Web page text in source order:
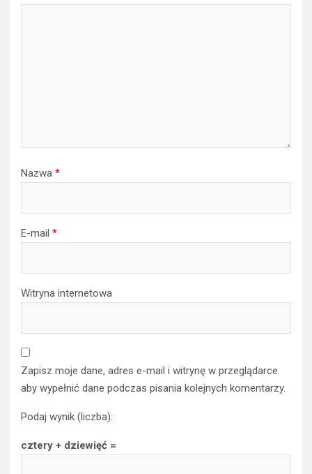
Nazwa *
E-mail *
Witryna internetowa
Zapisz moje dane, adres e-mail i witrynę w przeglądarce
aby wypełnić dane podczas pisania kolejnych komentarzy.
Podaj wynik (liczba):
cztery + dziewięć =